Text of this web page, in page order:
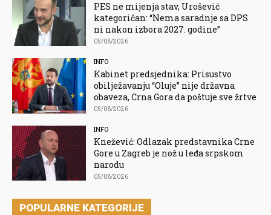
PES ne mijenja stav, Urošević
kategoričan: “Nema saradnje sa DPS
ni nakon izbora 2027. godine”
05/08/2026
INFO
Kabinet predsjednika: Prisustvo
obilježavanju “Oluje” nije državna
obaveza, Crna Gora da poštuje sve žrtve
05/08/2026
INFO
Knežević: Odlazak predstavnika Crne
Gore u Zagreb je nož u leđa srpskom
narodu
05/08/2026
POPULARNE KATEGORIJE